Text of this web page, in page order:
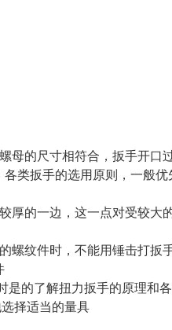
母的尺寸相符合，扳手开口
类扳手的选用原则，一般
厚的一边，这一点对受较大
螺纹件时，不能用锤击打扳
是的了解扭力扳手的原理和
择适当的量具